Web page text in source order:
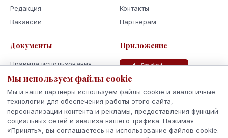
Редакция
Вакансии
Контакты
Партнёрам
Документы
Правила использования
Политика
Использование cookie
Кодекс поведения и этики
Приложение
Мы используем файлы cookie
Мы и наши партнёры используем файлы cookie и аналогичные
технологии для обеспечения работы этого сайта,
персонализации контента и рекламы, предоставления функций
социальных сетей и анализа нашего трафика. Нажимая
«Принять», вы соглашаетесь на использование файлов cookie.